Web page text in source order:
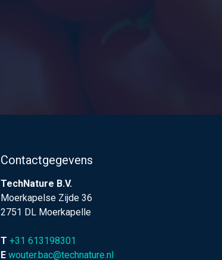
Contactgegevens
TechNature B.V.
Moerkapelse Zijde 36
2751 DL Moerkapelle
T +31 613198301
E wouter.bac@technature.nl